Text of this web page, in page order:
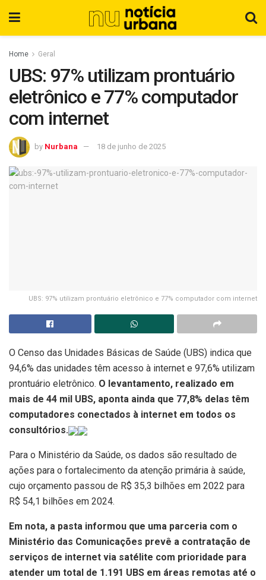
Home Geral
UBS: 97% utilizam prontuário
eletrônico e 77% computador
com internet
by Nurbana 18 de junho de 2025
UBS: 97% utilizam prontuário eletrônico e 77% computador com internet
O Censo das Unidades Básicas de Saúde (UBS) indica que
94,6% das unidades têm acesso à internet e 97,6% utilizam
prontuário eletrônico. O levantamento, realizado em
mais de 44 mil UBS, aponta ainda que 77,8% delas têm
computadores conectados à internet em todos os
consultórios.
Para o Ministério da Saúde, os dados são resultado de
ações para o fortalecimento da atenção primária à saúde,
cujo orçamento passou de R$ 35,3 bilhões em 2022 para
R$ 54,1 bilhões em 2024.
Em nota, a pasta informou que uma parceria com o
Ministério das Comunicações prevê a contratação de
serviços de internet via satélite com prioridade para
atender um total de 1.191 UBS em áreas remotas até o